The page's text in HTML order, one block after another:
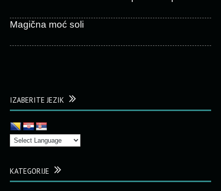
Magična moć soli
IZABERITE JEZIK
KATEGORIJE